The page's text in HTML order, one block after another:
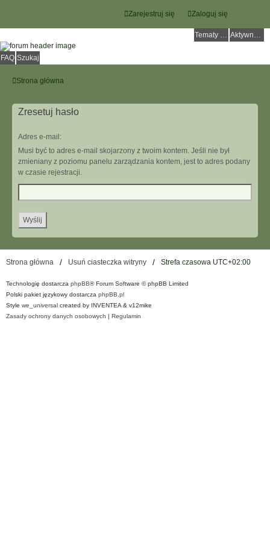
Zaloguj się
Zarejestruj się
Tematy bez odpowiedzi Aktywne tematy
FAQ Szukaj
Strona główna
Zresetuj hasło
Adres e-mail:
Musi być to adres e-mail skojarzony z twoim kontem. Jeśli nie był
zmieniany z poziomu panelu zarządzania kontem, jest to adres podany
w czasie rejestracji.
Strona główna Usuń ciasteczka witryny Strefa czasowa UTC+02:00
Technologię dostarcza phpBB® Forum Software © phpBB Limited
Polski pakiet językowy dostarcza phpBB.pl
Style we_universal created by INVENTEA & v12mike
Zasady ochrony danych osobowych | Regulamin